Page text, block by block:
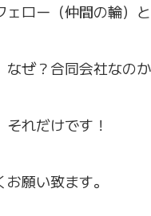
ロー（仲間の輪）
ぜ？合同会社なの
れだけです！
願い致ます。